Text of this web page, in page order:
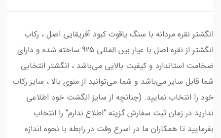
انگشتر نقره مردانه با سنگ یاقوت کبود آفریقایی اصل ، رکاب
انگشتر از نقره اصل با عیار بین المللی 925 ساخته شده و دارای
ضخامت استاندارد و کیفیت بالایی می‌باشد ، انگشتر انتخابی
شما قابل سایز می‌باشد و شما می‌توانید از منوی بالا ، سایز رکاب
خود را انتخاب نمایید. (چنانچه از سایز انگشت خود اطلاعی
ندارید در زمان ثبت سفارش گزینه "اطلاع ندارم" را انتخاب
بفرمایید تا همکاران ما در اسرع وقت در رابطه با نحوه اندازه